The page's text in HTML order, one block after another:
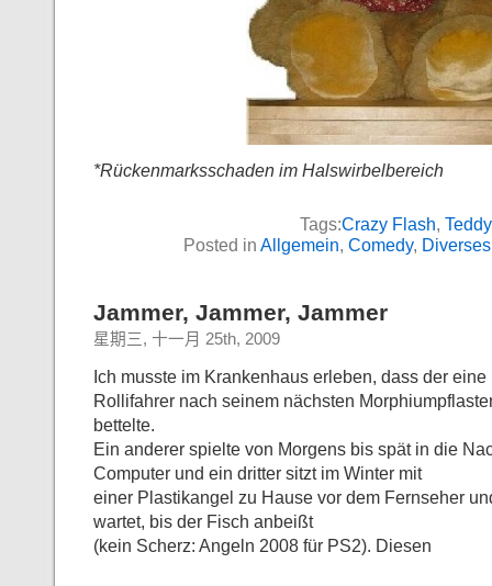
*Rückenmarksschaden im Halswirbelbereich
Tags:Crazy Flash, Teddy
Posted in Allgemein, Comedy, Diverses
Jammer, Jammer, Jammer
星期三, 十一月 25th, 2009
Ich musste im Krankenhaus erleben, dass der eine
Rollifahrer nach seinem nächsten
bettelte.
Ein anderer spielte von Morgens bis spät in die
Computer und ein dritter sitzt im Winter mit
einer Plastikangel zu Hause vor dem Fernseher
wartet, bis der Fisch anbeißt
(kein Scherz: Angeln 2008 für PS2). Diesen